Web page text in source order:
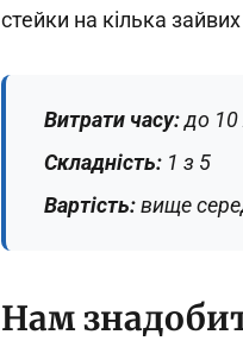
стейки на кілька
Витрати часу:до 10
Складність: 1 з 5
Вартість:вище
Нам